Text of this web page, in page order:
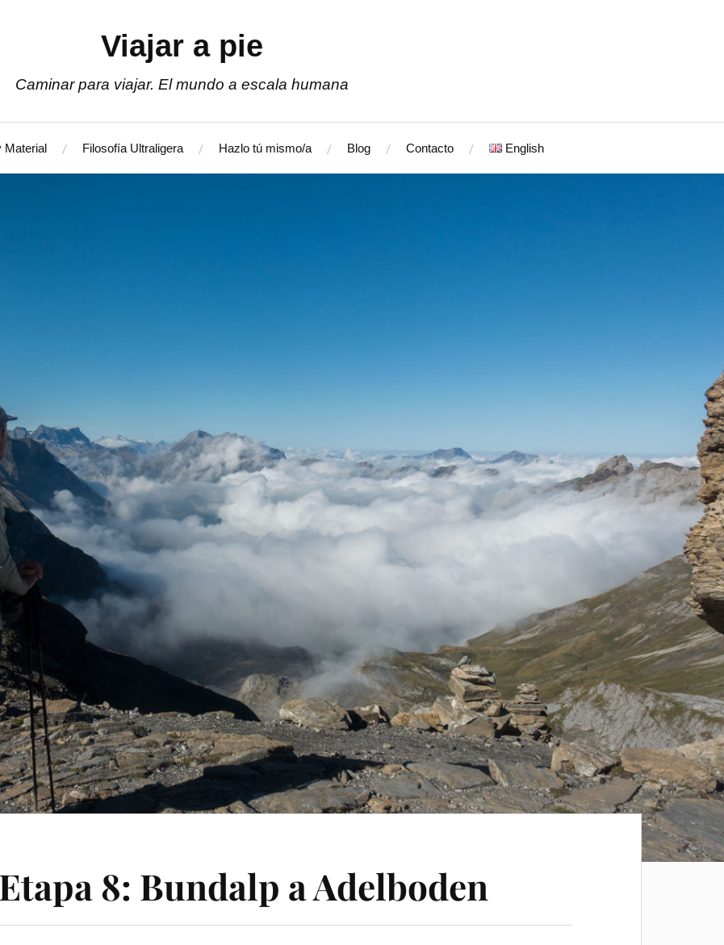
Viajar a pie
Caminar para viajar. El mundo a escala humana
Material Filosofía Ultraligera Hazlo tú mismo/a Blog Contacto English
8: Bundalp a Adelboden